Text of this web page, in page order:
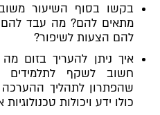
בקשו בסוף השיעור
מתאים להם? מה עבד
להם הצעות לשיפור?
איך ניתן להעריך בזום
חשוב לשקף
שהפתרון לתהליך
כולו ידע ויכולות